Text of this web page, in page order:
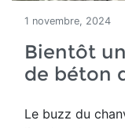
1 novembre, 2024
Bientôt
de béton
Le buzz du